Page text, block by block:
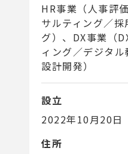
HR事業（人事評
サルティング／
グ）、DX事業（
ィング／デジタ
設計開発）
設立
2022年10月20日
住所